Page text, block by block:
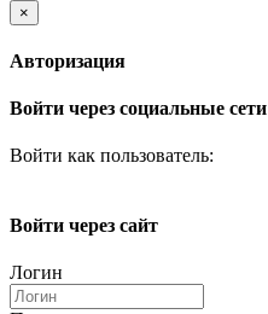
×
Авторизация
Войти через социальные сети
Войти как пользователь:
Войти через сайт
Логин